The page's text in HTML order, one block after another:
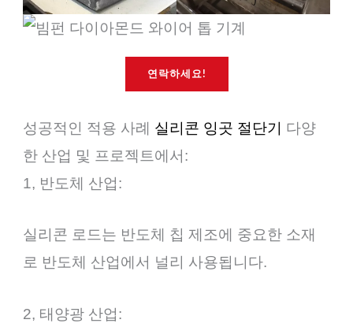
연락하세요!
성공적인 적용 사례 실리콘 잉곳 절단기 다양
한 산업 및 프로젝트에서:
1, 반도체 산업:
실리콘 로드는 반도체 칩 제조에 중요한 소재
로 반도체 산업에서 널리 사용됩니다.
2, 태양광 산업: